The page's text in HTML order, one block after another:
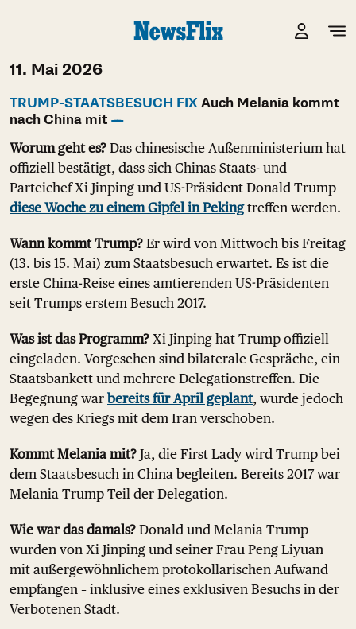
11. Mai 2026
TRUMP-STAATSBESUCH FIX Auch Melania kommt
nach China mit
Worum geht es? Das chinesische Außenministerium hat
offiziell bestätigt, dass sich Chinas Staats- und
Parteichef Xi Jinping und US-Präsident Donald Trump
diese Woche zu einem Gipfel in Pekingtreffen werden.
Wann kommt Trump? Er wird von Mittwoch bis Freitag
(13. bis 15. Mai) zum Staatsbesuch erwartet. Es ist die
erste China-Reise eines amtierenden US-Präsidenten
seit Trumps erstem Besuch 2017.
Was ist das Programm? Xi Jinping hat Trump offiziell
eingeladen. Vorgesehen sind bilaterale Gespräche, ein
Staatsbankett und mehrere Delegationstreffen. Die
Begegnung war bereits für April geplant, wurde jedoch
wegen des Kriegs mit dem Iran verschoben.
Kommt Melania mit? Ja, die First Lady wird Trump bei
dem Staatsbesuch in China begleiten. Bereits 2017 war
Melania Trump Teil der Delegation.
Wie war das damals? Donald und Melania Trump
wurden von Xi Jinping und seiner Frau Peng Liyuan
mit außergewöhnlichem protokollarischen Aufwand
empfangen – inklusive eines exklusiven Besuchs in der
Verbotenen Stadt.